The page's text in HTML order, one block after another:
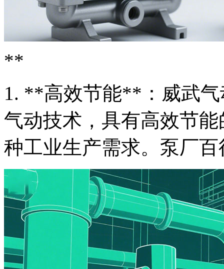
**
1. **高效节能**：威武
气动技术，具有高效节
种工业生产需求。泵厂百